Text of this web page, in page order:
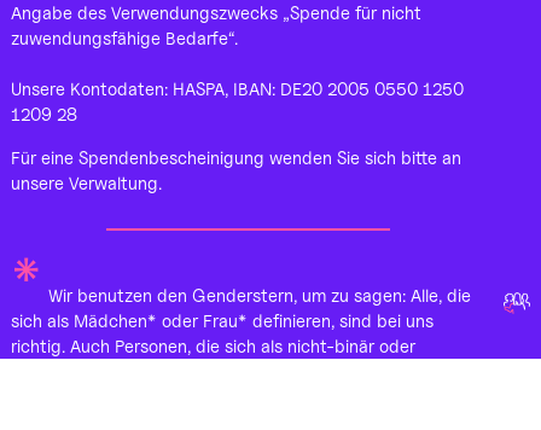
Angabe des Verwendungszwecks „Spende für nicht
zuwendungsfähige Bedarfe“.
Unsere Kontodaten: HASPA, IBAN: DE20 2005 0550 1250
1209 28
Für eine Spendenbescheinigung wenden Sie sich bitte an
unsere Verwaltung.
* Wir benutzen den Genderstern, um zu sagen: Alle, die
sich als Mädchen* oder Frau* definieren, sind bei uns
richtig. Auch Personen, die sich als nicht-binär oder